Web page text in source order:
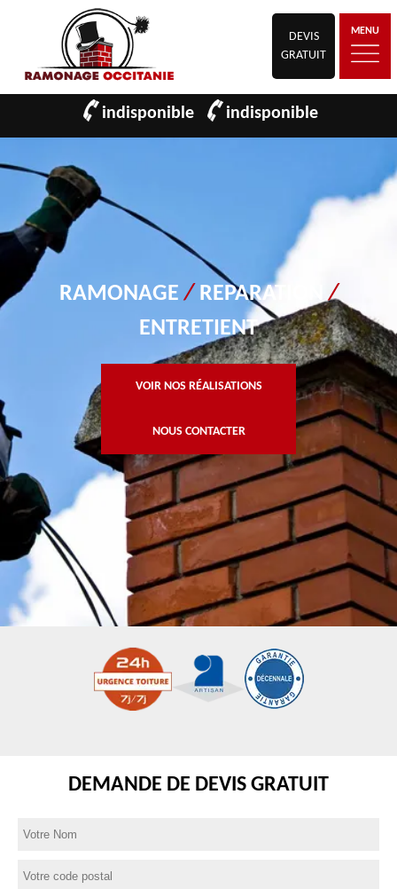
DEVIS
GRATUIT
MENU
indisponible indisponible
RAMONAGE/ REPARATION/
ENTRETIENT
VOIR NOS RÉALISATIONS
NOUS CONTACTER
DEMANDE DE DEVIS GRATUIT